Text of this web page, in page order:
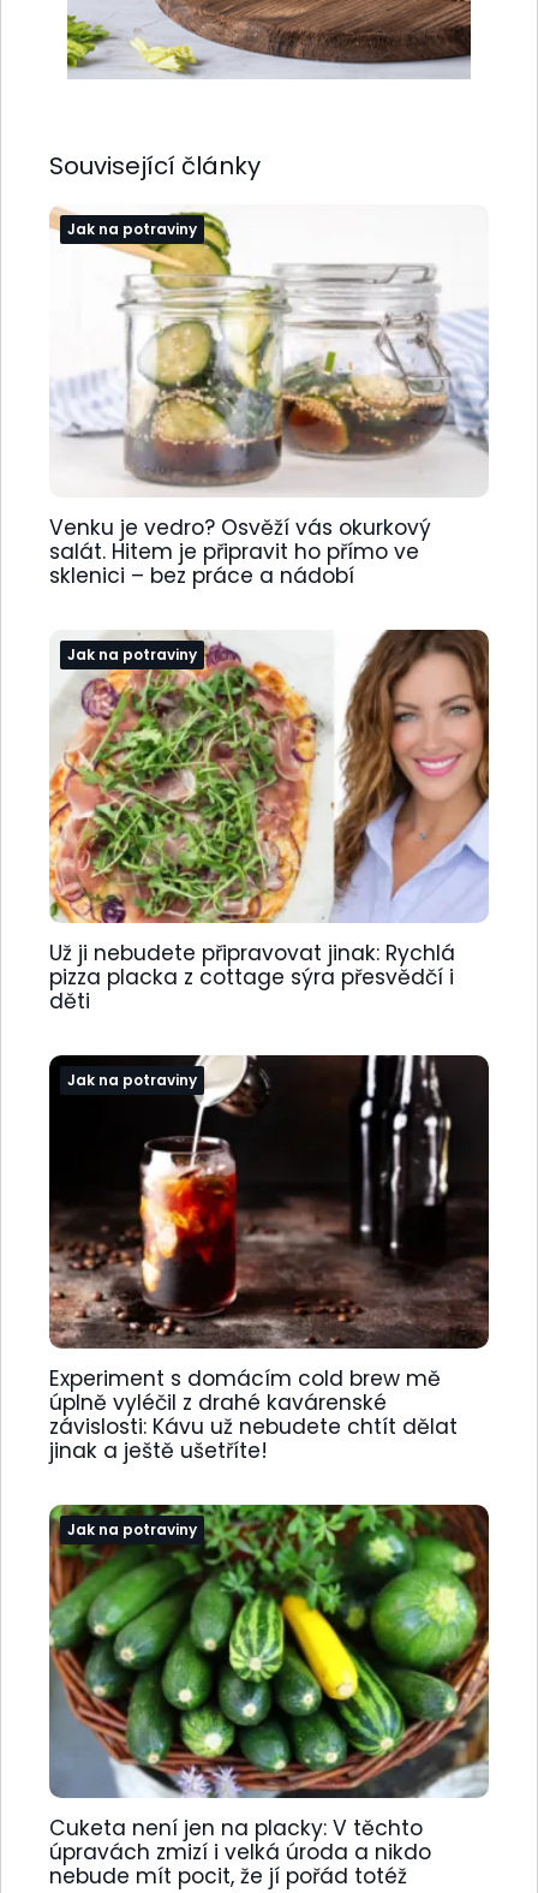
Související články
Jak na potraviny
Venku je vedro? Osvěží vás okurkový
salát. Hitem je připravit ho přímo ve
sklenici – bez práce a nádobí
Jak na potraviny
Už ji nebudete připravovat jinak: Rychlá
pizza placka z cottage sýra přesvědčí i
děti
Jak na potraviny
Experiment s domácím cold brew mě
úplně vyléčil z drahé kavárenské
závislosti: Kávu už nebudete chtít dělat
jinak a ještě ušetříte!
Jak na potraviny
Cuketa není jen na placky: V těchto
úpravách zmizí i velká úroda a nikdo
nebude mít pocit, že jí pořád totéž